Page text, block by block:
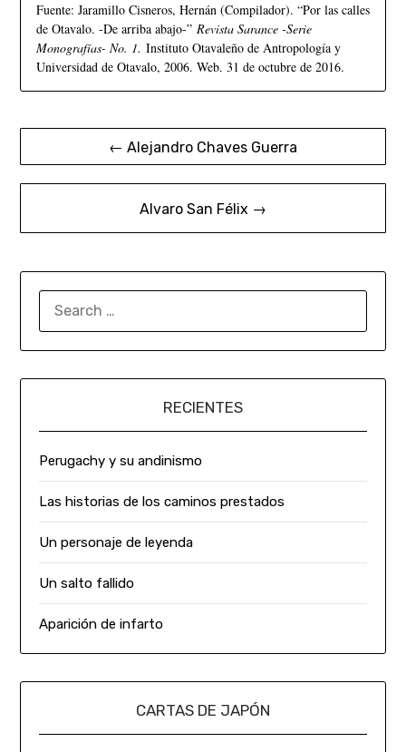
Fuente: Jaramillo Cisneros, Hernán (Compilador). “Por las calles
de Otavalo. -De arriba abajo-” Revista Sarance -Serie
Monografías- No. 1. Instituto Otavaleño de Antropología y
Universidad de Otavalo, 2006. Web. 31 de octubre de 2016.
← Alejandro Chaves Guerra
Alvaro San Félix →
RECIENTES
Perugachy y su andinismo
Las historias de los caminos prestados
Un personaje de leyenda
Un salto fallido
Aparición de infarto
CARTAS DE JAPÓN